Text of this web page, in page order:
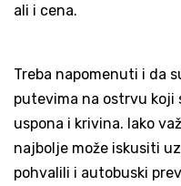
ali i cena.
Treba napomenuti i da
putevima na ostrvu koji
uspona i krivina. Iako
najbolje može iskusiti
pohvalili i autobuski